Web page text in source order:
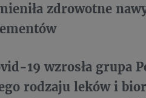
zdrowotne
19 wzrosła grupa
rodzaju leków i